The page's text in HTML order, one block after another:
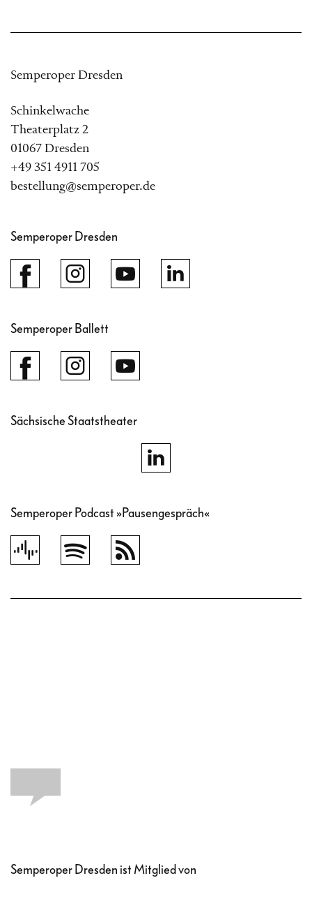
Semperoper Dresden
Schinkelwache
Theaterplatz 2
01067 Dresden
+49 351 4911 705
bestellung@semperoper.de
Semperoper Dresden
Semperoper Ballett
Sächsische Staatstheater
Semperoper Podcast »Pausengespräch«
Semperoper Dresden ist Mitglied von